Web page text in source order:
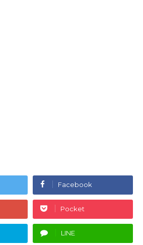
Facebook
Pocket
LINE